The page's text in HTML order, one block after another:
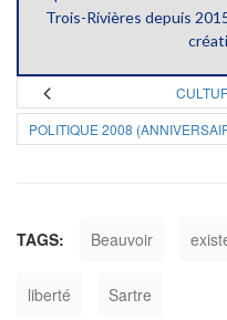
Trois-Rivières depuis
POLITIQUE 2008
TAGS: Beauvoir
liberté Sartre